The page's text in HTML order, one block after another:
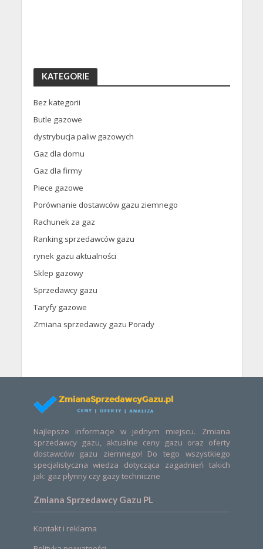
KATEGORIE
Bez kategorii
Butle gazowe
dystrybucja paliw gazowych
Gaz dla domu
Gaz dla firmy
Piece gazowe
Porównanie dostawców gazu ziemnego
Rachunek za gaz
Ranking sprzedawców gazu
rynek gazu aktualności
Sklep gazowy
Sprzedawcy gazu
Taryfy gazowe
Zmiana sprzedawcy gazu Porady
Najlepsze informacje w jednym miejscu. Zmiana
sprzedawcy gazu, aktualne ceny gazu oraz oferty
dostawców gazu ziemnego! Do tego wszystkiego
specjalistyczna wiedza dotycząca zagadnień takich
jak: gaz płynny czy gazy techniczne
Zmiana Sprzedawcy Gazu PL
Kontakt i reklama